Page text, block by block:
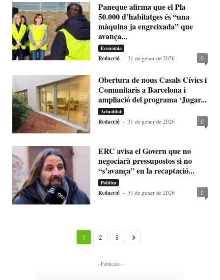
Paneque afirma que el Pla
50.000 d’habitatges és “una
màquina ja engreixada” que
avança...
Economia
Redacció - 31 de gener de 2026 0
Obertura de nous Casals Cívics i
Comunitaris a Barcelona i
ampliació del programa ‘Jugar...
Actualitat
Redacció - 31 de gener de 2026 0
ERC avisa el Govern que no
negociarà pressupostos si no
“s’avança” en la recaptació...
Política
Redacció - 31 de gener de 2026 0
1 2 3
- Publicitat -